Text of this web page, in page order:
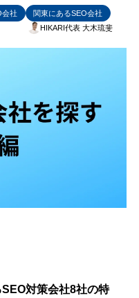
会社
関東にあるSEO会社
HIKARI代表 大木琉斐
SEO対策会社8社の特